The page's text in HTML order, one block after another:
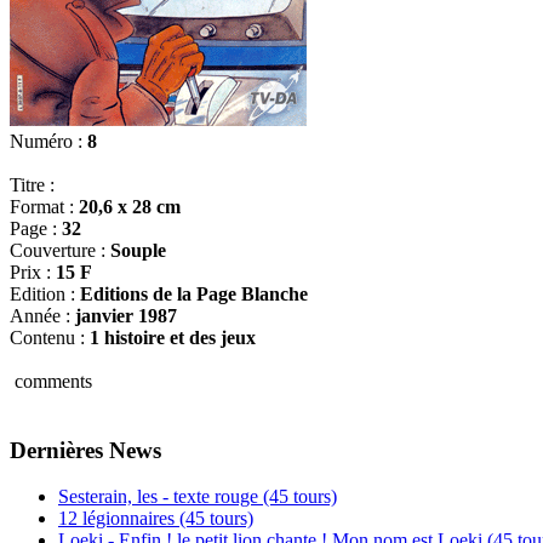
Numéro : 8
Titre :
Format : 20,6 x 28 cm
Page : 32
Couverture : Souple
Prix : 15 F
Edition : Editions de la Page Blanche
Année : janvier 1987
Contenu : 1 histoire et des jeux
comments
Dernières News
Sesterain, les - texte rouge (45 tours)
12 légionnaires (45 tours)